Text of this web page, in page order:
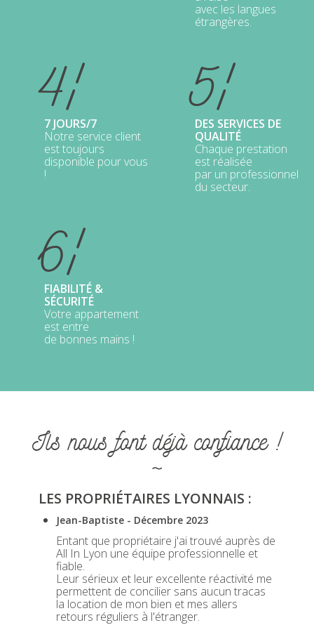
avec les langues
étrangères.
4¦
7 JOURS/7
Notre service client
est toujours
disponible pour vous
!
5¦
DES SERVICES DE
QUALITÉ
Chaque prestation
est réalisée
par un professionnel
du secteur.
6¦
FIABILITÉ &
SÉCURITÉ
Votre appartement
est entre
de bonnes mains !
Ils nous font déjà confiance !
~
LES PROPRIÉTAIRES LYONNAIS :
Jean-Baptiste - Décembre 2023
Entant que propriétaire j'ai trouvé auprès de
All In Lyon une équipe professionnelle et
fiable.
Leur sérieux et leur excellente réactivité me
permettent de concilier sans aucun tracas
la location de mon bien et mes allers
retours réguliers à l'étranger.